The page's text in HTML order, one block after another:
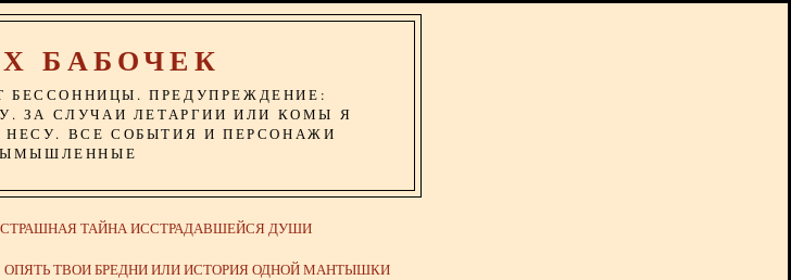
БАБОЧЕК
БЕССОННИЦЫ. ПРЕДУПРЕЖДЕНИЕ:
ЗА СЛУЧАИ ЛЕТАРГИИ ИЛИ КОМЫ Я
НЕСУ. ВСЕ СОБЫТИЯ И ПЕРСОНАЖИ
СТРАШНАЯ ТАЙНА ИССТРАДАВШЕЙСЯ ДУШИ
ОПЯТЬ ТВОИ БРЕДНИ ИЛИ ИСТОРИЯ ОДНОЙ МАНТЫШКИ